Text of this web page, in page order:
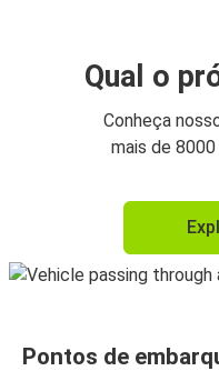
Qual o
Conheça
mais de
Pontos de